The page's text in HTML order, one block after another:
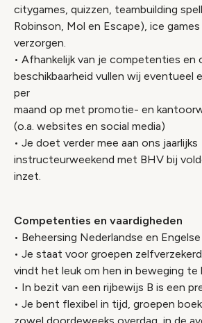
citygames, quizzen, teambuilding
Robinson, Mol en Escape), ice
verzorgen.
• Afhankelijk van je competenties en
beschikbaarheid vullen wij eventueel
per
maand op met promotie- en
(o.a. websites en social media)
• Je doet verder mee aan ons jaarlijks
instructeurweekend met BHV bij
inzet.
Competenties en vaardigheden
• Beheersing Nederlandse en
• Je staat voor groepen
vindt het leuk om hen in beweging te
• In bezit van een rijbewijs B is een
• Je bent flexibel in tijd, groepen